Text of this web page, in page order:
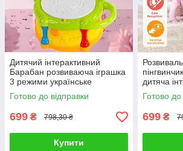
Дитячий інтерактивний
Барабан розвиваюча іграшка
3 режими українське
озвучення вивчення букв
цифр пісні мелодії
Готово до відправки
699 ₴ 798,30 ₴
Купити
дитяча
їздить
співає
Готово до
699 ₴